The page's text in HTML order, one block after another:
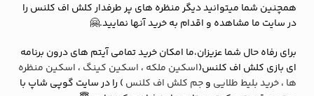
همچنین شما میتوانید دیگر منظره های پر طرفدار کلش اف کلنس را
در سایت ما مشاهده و اقدام به خرید آنها نمایید.🤗
برای رفاه حال شما عزیزان،ما امکان خرید تمامی آیتم های درون برنامه
ای بازی کلش اف کلنس(اسکین ملکه ، اسکین کینگ ، اسکین منظره
ها ،خرید بلیط طلایی وجم کلش اف کلنس ) را در سایت گوپی شاپ با